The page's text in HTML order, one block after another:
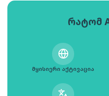
რატომ
მყისიერი აქტივაცია